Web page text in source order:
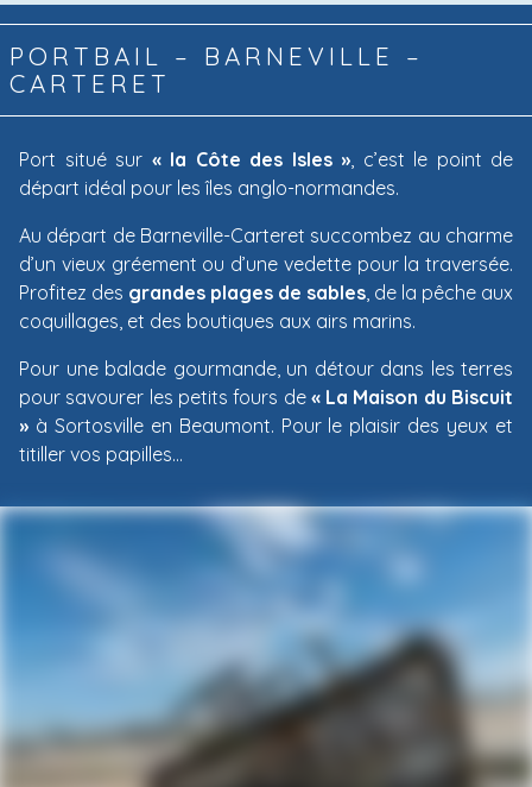
PORTBAIL – BARNEVILLE –
CARTERET
Port situé sur « la Côte des Isles » , c’est le point de
départ idéal pour les îles anglo-normandes.
Au départ de Barneville-Carteret succombez au charme
d’un vieux gréement ou d’une vedette pour la traversée.
Profitez des grandes plages de sables , de la pêche aux
coquillages, et des boutiques aux airs marins.
Pour une balade gourmande, un détour dans les terres
pour savourer les petits fours de « La Maison du Biscuit
» à Sortosville en Beaumont. Pour le plaisir des yeux et
titiller vos papilles…